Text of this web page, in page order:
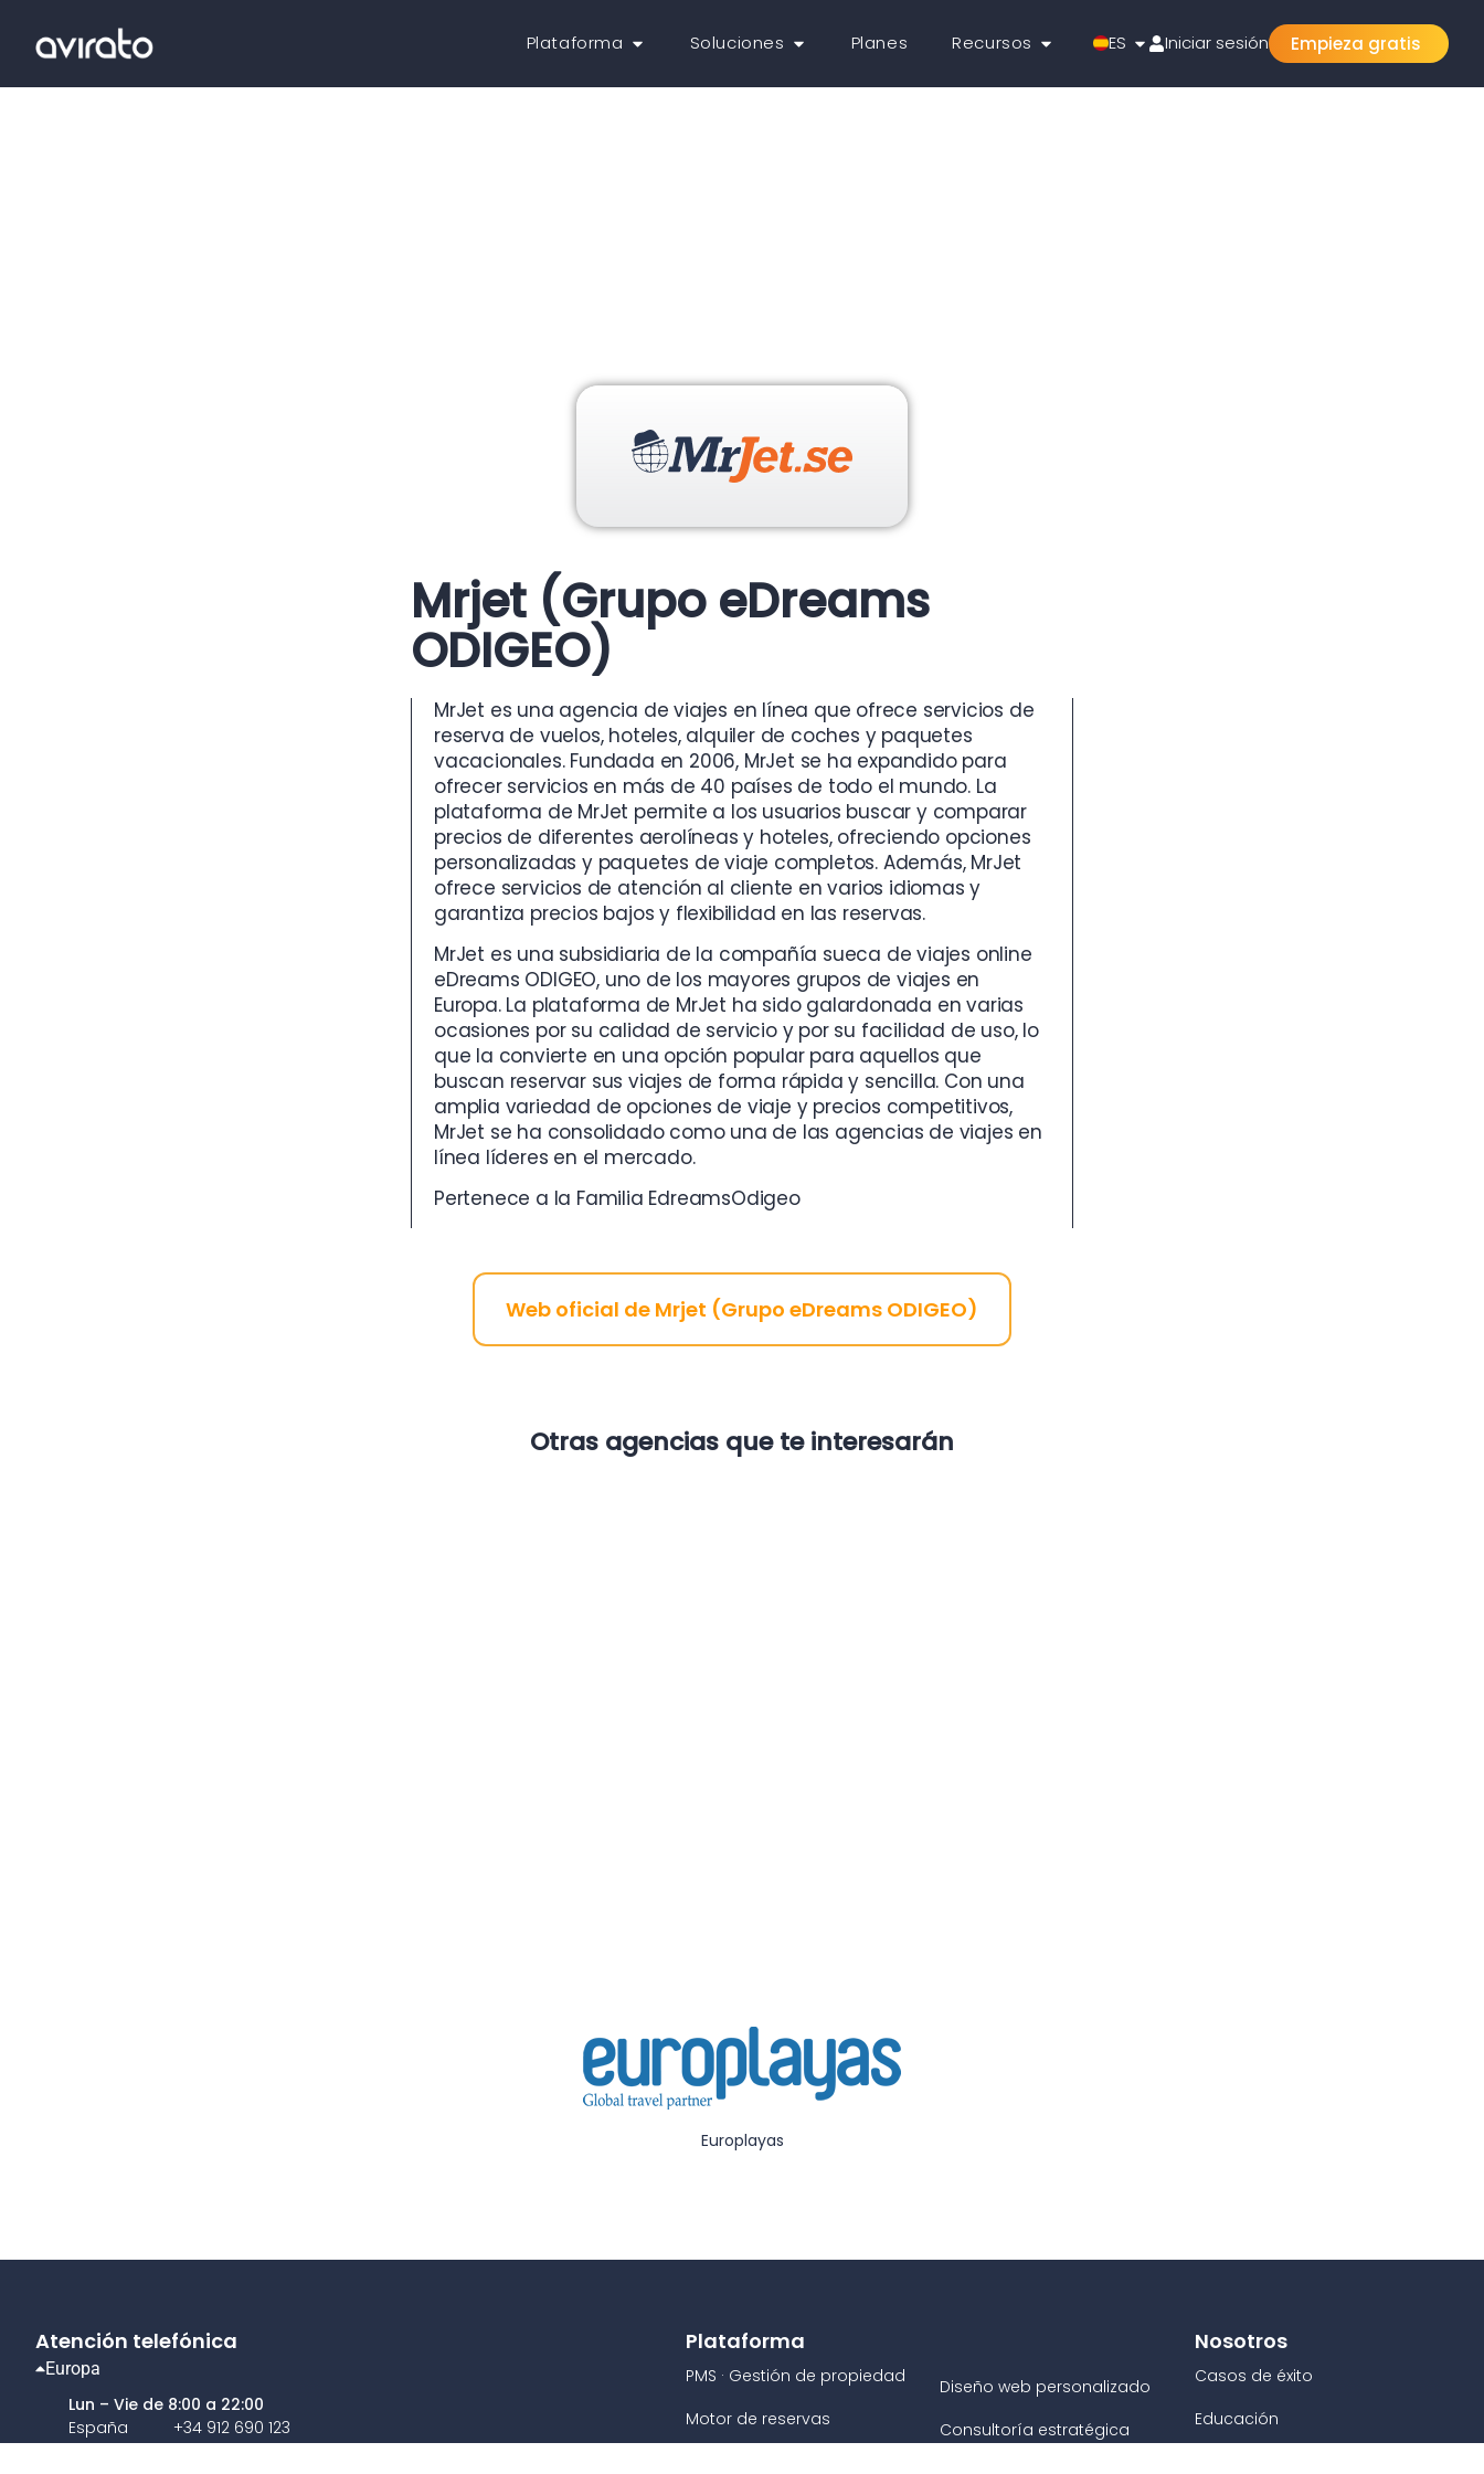
Plataforma Soluciones Planes Recursos ES Iniciar sesión Empieza gratis
Mrjet (Grupo eDreams
ODIGEO)
MrJet es una agencia de viajes en línea que ofrece servicios de
reserva de vuelos, hoteles, alquiler de coches y paquetes
vacacionales. Fundada en 2006, MrJet se ha expandido para
ofrecer servicios en más de 40 países de todo el mundo. La
plataforma de MrJet permite a los usuarios buscar y comparar
precios de diferentes aerolíneas y hoteles, ofreciendo opciones
personalizadas y paquetes de viaje completos. Además, MrJet
ofrece servicios de atención al cliente en varios idiomas y
garantiza precios bajos y flexibilidad en las reservas.
MrJet es una subsidiaria de la compañía sueca de viajes online
eDreams ODIGEO, uno de los mayores grupos de viajes en
Europa. La plataforma de MrJet ha sido galardonada en varias
ocasiones por su calidad de servicio y por su facilidad de uso, lo
que la convierte en una opción popular para aquellos que
buscan reservar sus viajes de forma rápida y sencilla. Con una
amplia variedad de opciones de viaje y precios competitivos,
MrJet se ha consolidado como una de las agencias de viajes en
línea líderes en el mercado.
Pertenece a la Familia EdreamsOdigeo
Web oficial de Mrjet (Grupo eDreams ODIGEO)
Otras agencias que te interesarán
Europlayas
Atención telefónica
Europa
Lun – Vie de 8:00 a 22:00
España
+34 912 690 123
Reino Unido +44 208 089 19 95
Plataforma
PMS · Gestión de propiedad
Motor de reservas
Diseño web personalizado
Consultoría estratégica
Nosotros
Casos de éxito
Educación